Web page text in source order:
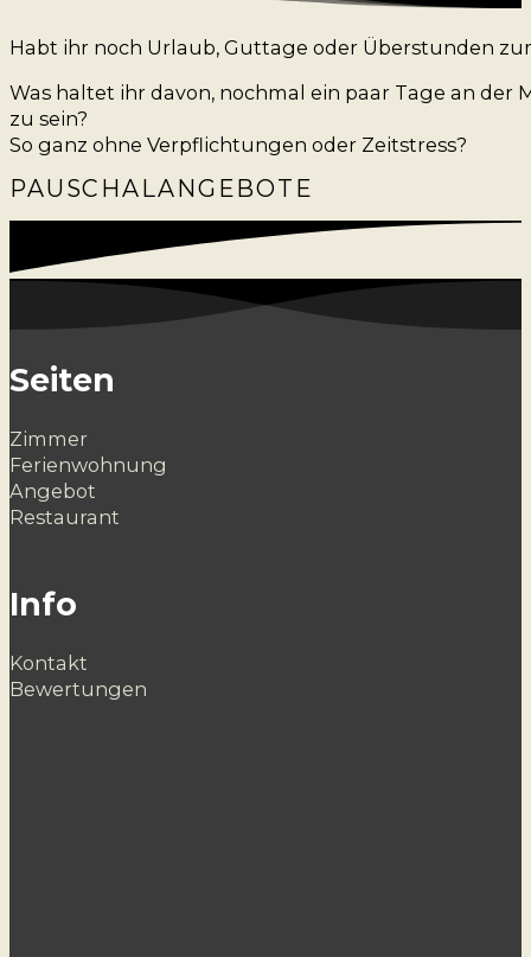
Habt ihr noch Urlaub, Guttage oder Überstunden
Was haltet ihr davon, nochmal ein paar Tage an der
zu sein?
So ganz ohne Verpflichtungen oder Zeitstress?
PAUSCHALANGEBOTE
Seiten
Zimmer
Ferienwohnung
Angebot
Restaurant
Info
Kontakt
Bewertungen